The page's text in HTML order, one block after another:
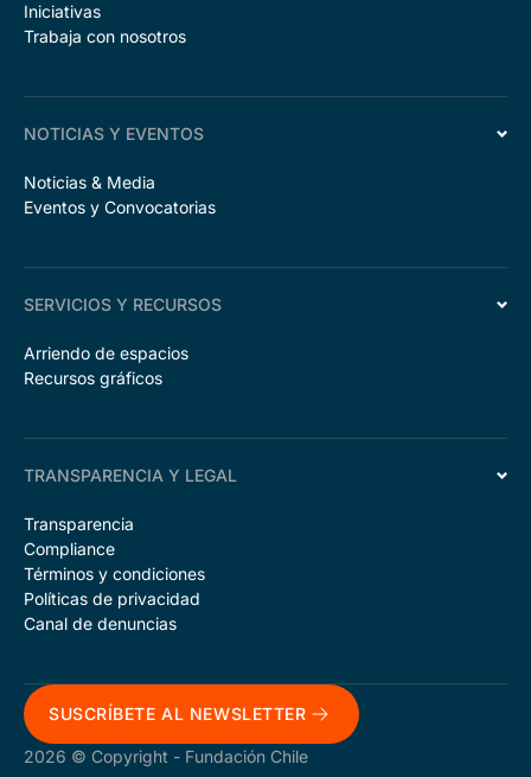
Iniciativas
Trabaja con nosotros
NOTICIAS Y EVENTOS
Noticias & Media
Eventos y Convocatorias
SERVICIOS Y RECURSOS
Arriendo de espacios
Recursos gráficos
TRANSPARENCIA Y LEGAL
Transparencia
Compliance
Términos y condiciones
Políticas de privacidad
Canal de denuncias
SUSCRÍBETE AL NEWSLETTER
2026 © Copyright - Fundación Chile